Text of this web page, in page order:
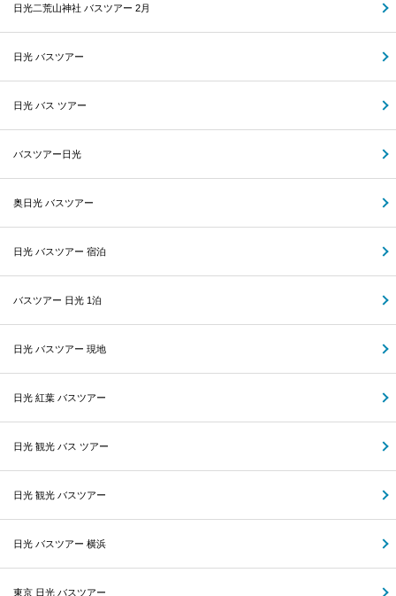
日光二荒山神社 バスツアー 2月
日光 バスツアー
日光 バス ツアー
バスツアー日光
奥日光 バスツアー
日光 バスツアー 宿泊
バスツアー 日光 1泊
日光 バスツアー 現地
日光 紅葉 バスツアー
日光 観光 バス ツアー
日光 観光 バスツアー
日光 バスツアー 横浜
東京 日光 バスツアー